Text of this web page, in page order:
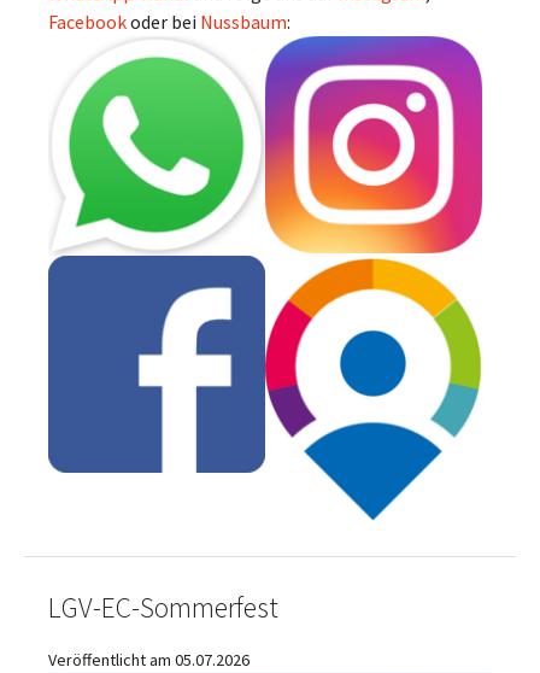
Facebookoder bei Nussbaum:
LGV-EC-Sommerfest
Veröffentlicht am 05.07.2026